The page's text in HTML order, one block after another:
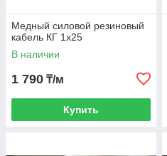
Медный силовой резиновый
кабель КГ 1х25
В наличии
1 790 ₸/м
Купить